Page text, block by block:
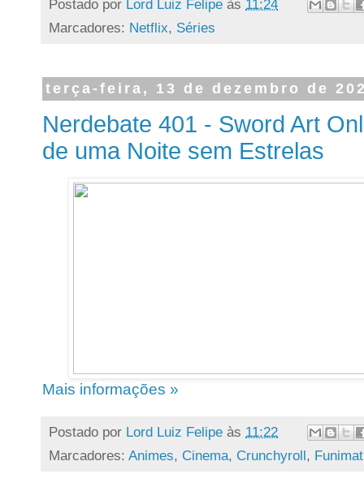
Postado por Lord Luiz Felipe às 11:24
Marcadores: Netflix, Séries
terça-feira, 13 de dezembro de
Nerdebate 401 - Sword Art
de uma Noite sem Estrelas
Mais informações »
Postado por Lord Luiz Felipe às 11:22
Marcadores: Animes, Cinema, Crunchyroll,